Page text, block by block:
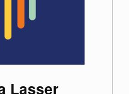
Lasser